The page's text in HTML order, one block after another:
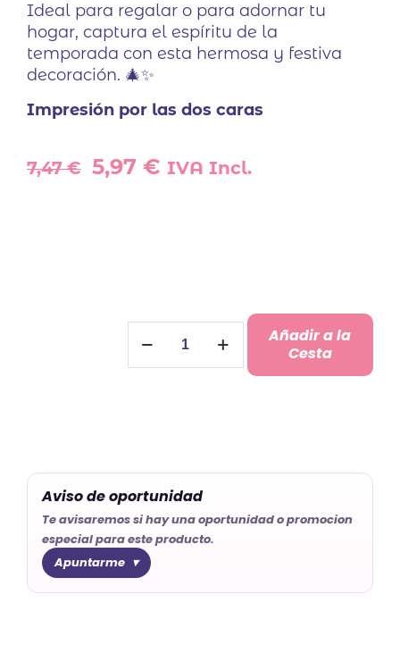
Ideal para regalar o para adornar tu
hogar, captura el espíritu de la
temporada con esta hermosa y festiva
decoración. 🎄✨
Impresión por las dos caras
7,47€ El
5,97 € El
IVA Incl.
Navidad
Papa
Añadir a la
Cesta
Aviso de oportunidad
Te avisaremos si hay una oportunidad o promocion
especial para este producto.
Apuntarme